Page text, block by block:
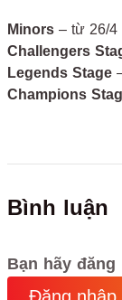
Minors – từ 26/4
Challengers
Legends Stage
Champions
Bình luận
Bạn hãy